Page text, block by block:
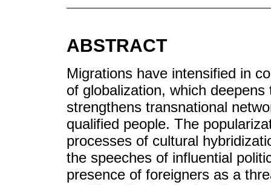
ABSTRACT
Migrations have intensified in
of globalization, which
strengthens transnational
qualified people. The
processes of cultural
the speeches of influential
presence of foreigners as a